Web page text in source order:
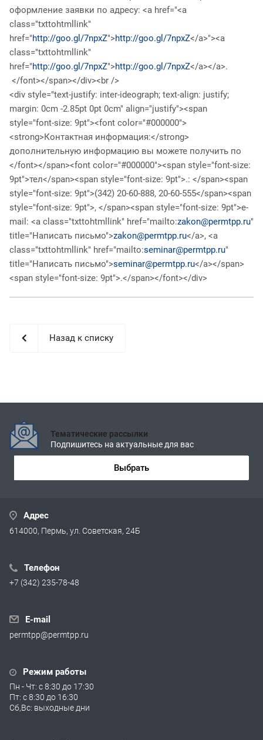
оформление заявки по адресу: <a href="<a
class="txttohtmllink"
href="http://goo.gl/7npxZ">http://goo.gl/7npxZ</a>"><a
class="txttohtmllink"
href="http://goo.gl/7npxZ">http://goo.gl/7npxZ</a></a>.
</font></span></div><br />
<div style="text-justify: inter-ideograph; text-align: justify;
margin: 0cm -2.85pt 0pt 0cm" align="justify"><span
style="font-size: 9pt"><font color="#000000">
<strong>Контактная информация:</strong>
дополнительную информацию вы можете получить по
</font></span><font color="#000000"><span style="font-size:
9pt">тел</span><span style="font-size: 9pt">.: </span><span
style="font-size: 9pt">(342) 20-60-888, 20-60-555</span><span
style="font-size: 9pt">, </span><span style="font-size: 9pt">e-
mail: <a class="txttohtmllink" href="mailto:zakon@permtpp.ru"
title="Написать письмо">zakon@permtpp.ru</a>, <a
class="txttohtmllink" href="mailto:seminar@permtpp.ru"
title="Написать письмо">seminar@permtpp.ru</a></span>
<span style="font-size: 9pt">.</span></font></div>
Назад к списку
Тематические рассылки
Подпишитесь на актуальные для вас
Выбрать
Адрес
614000, Пермь, ул. Советская, 24Б
Телефон
+7 (342) 235-78-48
E-mail
permtpp@permtpp.ru
Режим работы
Пн - Чт: с 8:30 до 17:30
Пт: с 8:30 до 16:30
Сб,Вс: выходные дни